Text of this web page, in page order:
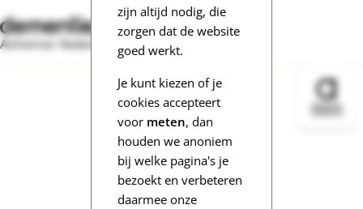
zijn altijd nodig, die
zorgen dat de website
goed werkt.
Je kunt kiezen of je
cookies accepteert
voor meten, dan
houden we anoniem
bij welke pagina's je
bezoekt en verbeteren
daarmee onze
Alzheimer Nederland